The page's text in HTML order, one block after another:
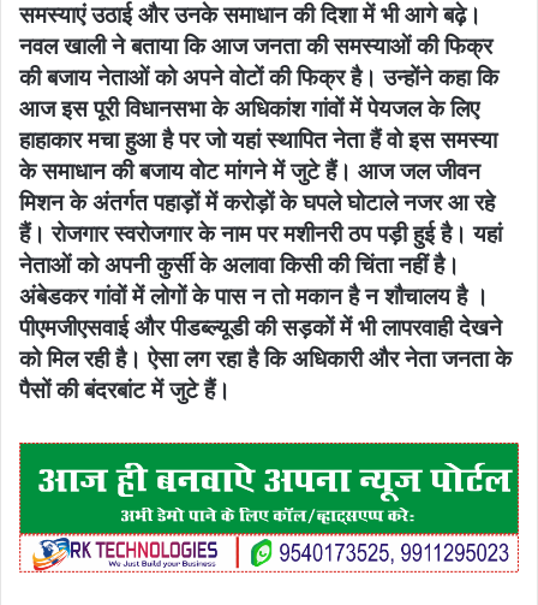
समस्याएं उठाई और उनके समाधान की दिशा में भी आगे बढ़े।
नवल खाली ने बताया कि आज जनता की समस्याओं की फिक्र
की बजाय नेताओं को अपने वोटों की फिक्र है। उन्होंने कहा कि
आज इस पूरी विधानसभा के अधिकांश गांवों में पेयजल के लिए
हाहाकार मचा हुआ है पर जो यहां स्थापित नेता हैं वो इस समस्या
के समाधान की बजाय वोट मांगने में जुटे हैं। आज जल जीवन
मिशन के अंतर्गत पहाड़ों में करोड़ों के घपले घोटाले नजर आ रहे
हैं। रोजगार स्वरोजगार के नाम पर मशीनरी ठप पड़ी हुई है। यहां
नेताओं को अपनी कुर्सी के अलावा किसी की चिंता नहीं है।
अंबेडकर गांवों में लोगों के पास न तो मकान है न शौचालय है ।
पीएमजीएसवाई और पीडब्ल्यूडी की सड़कों में भी लापरवाही देखने
को मिल रही है। ऐसा लग रहा है कि अधिकारी और नेता जनता के
पैसों की बंदरबांट में जुटे हैं।